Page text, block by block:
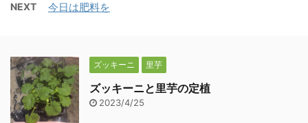
NEXT 今日は肥料を
ズッキーニ 里芋
ズッキーニと里芋の定植
2023/4/25